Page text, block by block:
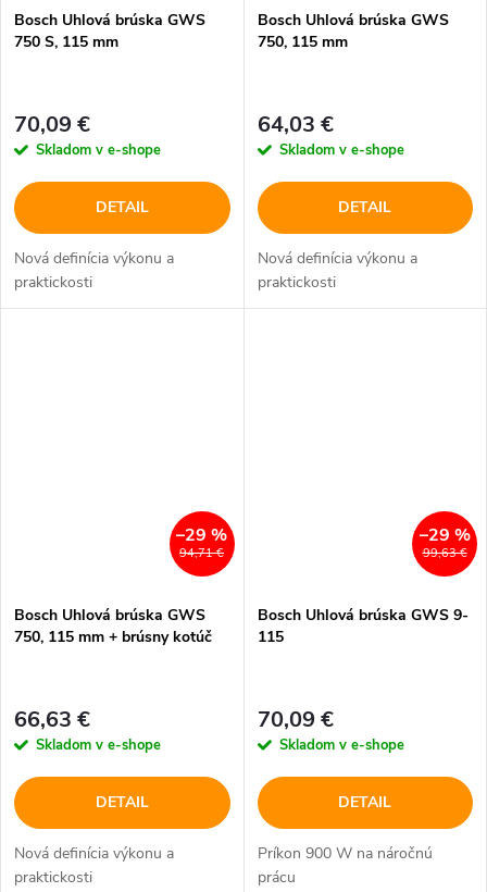
Bosch Uhlová brúska GWS
750 S, 115 mm
70,09 €
Skladom v e-shope
DETAIL
Nová definícia výkonu a
praktickosti
Bosch Uhlová brúska GWS
750, 115 mm
64,03 €
Skladom v e-shope
DETAIL
Nová definícia výkonu a
praktickosti
94,71 €
–29 %
Bosch Uhlová brúska GWS
750, 115 mm + brúsny kotúč
66,63 €
Skladom v e-shope
DETAIL
Nová definícia výkonu a
praktickosti
99,63 €
–29 %
Bosch Uhlová brúska GWS 9-
115
70,09 €
Skladom v e-shope
DETAIL
Príkon 900 W na náročnú
prácu